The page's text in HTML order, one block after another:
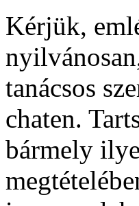
Kérjük,
tanácsos
chaten.
bármely